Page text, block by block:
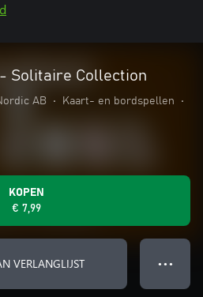
Solitaire Collection
AB • Kaart- en bordspellen
•
KOPEN
€ 7,99
VERLANGLIJST ● ● ●